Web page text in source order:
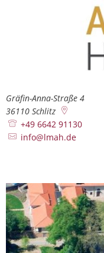
Gräfin-Anna-Straße 4
36110 Schlitz
+49 6642 91130
info@lmah.de